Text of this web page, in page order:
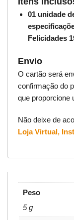
01 unidade
Felicidades
Envio
O cartão será
confirmação do
que proporcione
Não deixe de
Loja Virtual,
Peso
5 g